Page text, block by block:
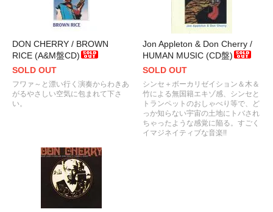
DON CHERRY / BROWN
RICE (A&M盤CD)
SOLD OUT
フワァ～と漂い行く演奏からわきあ
がるやさしい空気に包まれて下さ
い。
Jon Appleton & Don Cherry /
HUMAN MUSIC (CD盤)
SOLD OUT
シンセ＋ボーカリゼイション＆木＆
竹による無国籍エキゾ感、シンセと
トランペットのおしゃべり等で、ど
っか知らない宇宙の土地にトバされ
ちゃったような感覚に陥る。すごく
イマジネイティブな音楽!!